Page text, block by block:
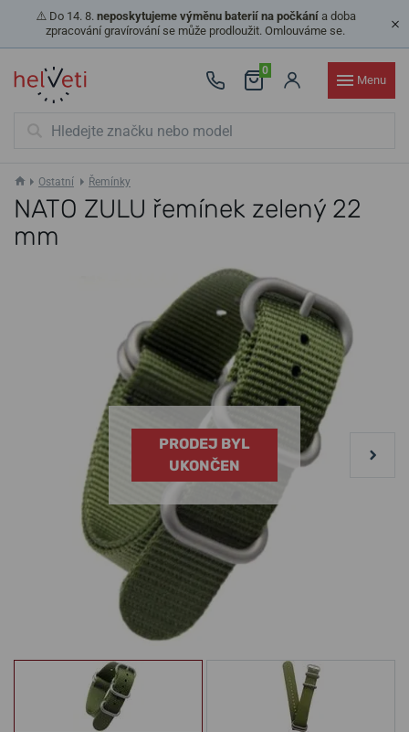
⚠️ Do 14. 8. neposkytujeme výměnu baterií na počkánía doba
zpracování gravírování se může prodloužit. Omlouváme se.
0
Menu
Ostatní Řemínky
NATO ZULU řemínek zelený 22
mm
PRODEJ BYL
UKONČEN